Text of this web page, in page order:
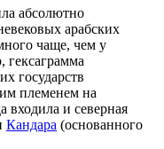
абсолютно
арабских
чаще, чем у
гексаграмма
государств
племенем на
и северная
Кандара (основанного